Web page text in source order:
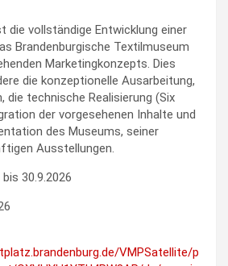
die vollständige Entwicklung einer
Brandenburgische Textilmuseum
Marketingkonzepts. Dies
die konzeptionelle Ausarbeitung,
die technische Realisierung (Six
der vorgesehenen Inhalte und
des Museums, seiner
Ausstellungen.
30.9.2026
VMPSatellite/p